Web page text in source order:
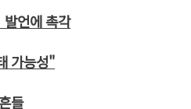
언에 촉각
가능성"
들